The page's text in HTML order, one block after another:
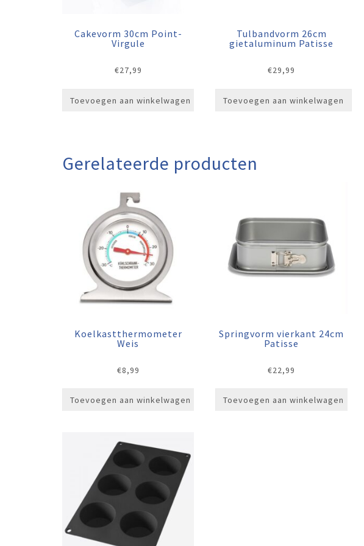
Cakevorm 30cm Point-
Virgule
€27,99
Toevoegen aan winkelwagen
Tulbandvorm 26cm
gietaluminum Patisse
€29,99
Toevoegen aan winkelwagen
Gerelateerde producten
Koelkastthermometer
Weis
€8,99
Toevoegen aan winkelwagen
Springvorm vierkant 24cm
Patisse
€22,99
Toevoegen aan winkelwagen